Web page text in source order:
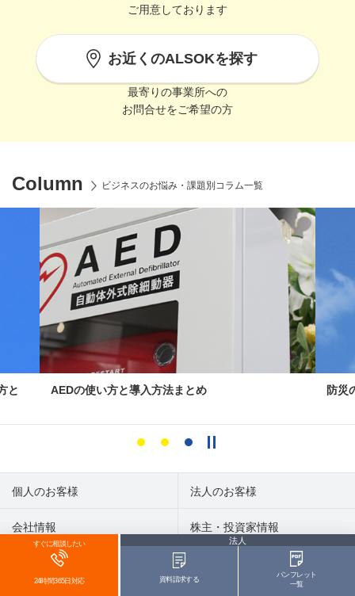
ご用意しております
お近くのALSOKを探す
最寄りの事業所への
お問合せをご希望の方
Column ビジネスのお悩み・課題別コラム一覧
と AEDの使い方と導入方法まとめ 防災
すぐに相談したい
24時間365日対応
法人
資料請求する
パンフレット
一覧
個人のお客様 法人のお客様
会社情報 株主・投資家情報
サステナビリティ